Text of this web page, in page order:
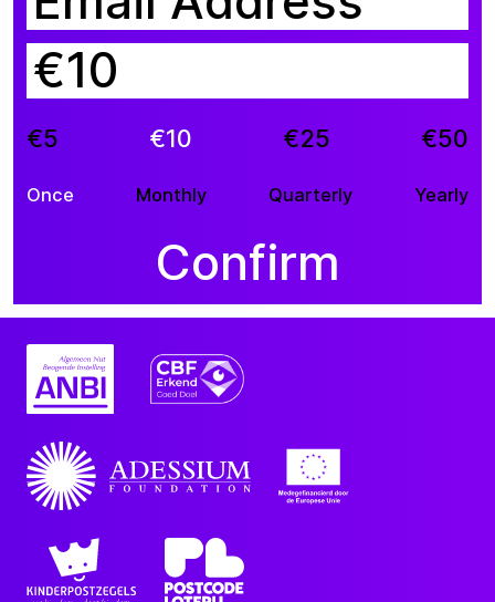
€
€5 €10 €25 €50
Once Monthly Quarterly Yearly